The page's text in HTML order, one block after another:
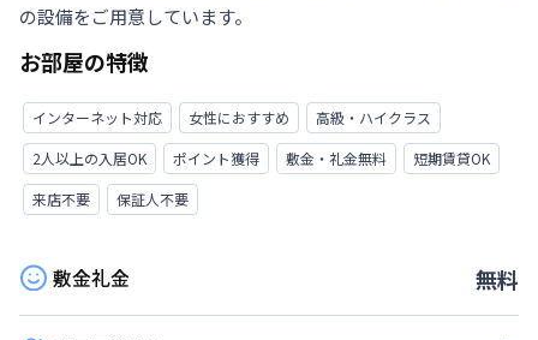
の設備をご用意しています。
お部屋の特徴
インターネット対応 女性におすすめ
高級・ハイクラス
2人以上の入居OK
ポイント獲得 敷金・礼金無料
短期賃貸OK
来店不要
保証人不要
敷金礼金 無料